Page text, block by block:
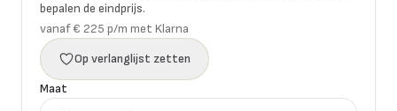
bepalen de eindprijs.
vanaf € 225 p/m met Klarna
Op verlanglijst zetten
Maat